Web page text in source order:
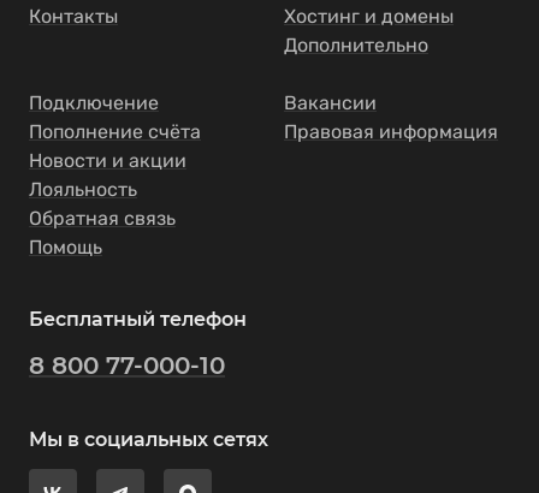
Контакты
Хостинг и домены
Дополнительно
Подключение
Пополнение счёта
Новости и акции
Лояльность
Обратная связь
Помощь
Вакансии
Правовая информация
Бесплатный телефон
8 800 77-000-10
Мы в социальных сетях